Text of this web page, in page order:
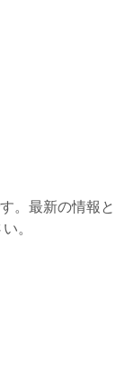
。最新の情報と
。